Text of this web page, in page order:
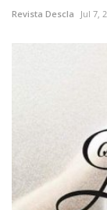
Revista Descla Jul 7,